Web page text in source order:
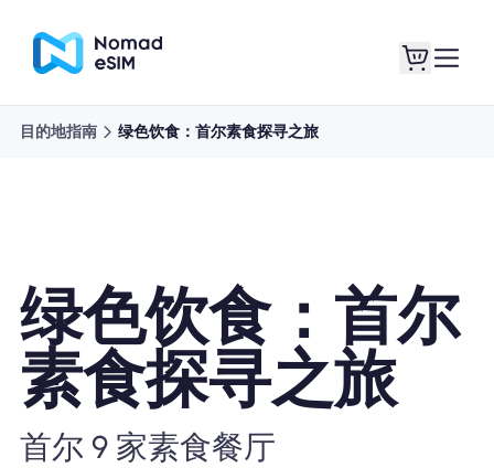
商城
关于 eSIM
目的地指南 绿色饮食：首尔素食探寻之旅
绿色饮食：首尔
素食探寻之旅
首尔 9 家素食餐厅